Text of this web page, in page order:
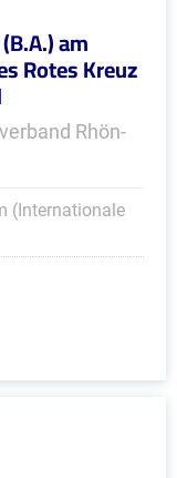
am
Rotes Kreuz
Rhön-
(Internationale